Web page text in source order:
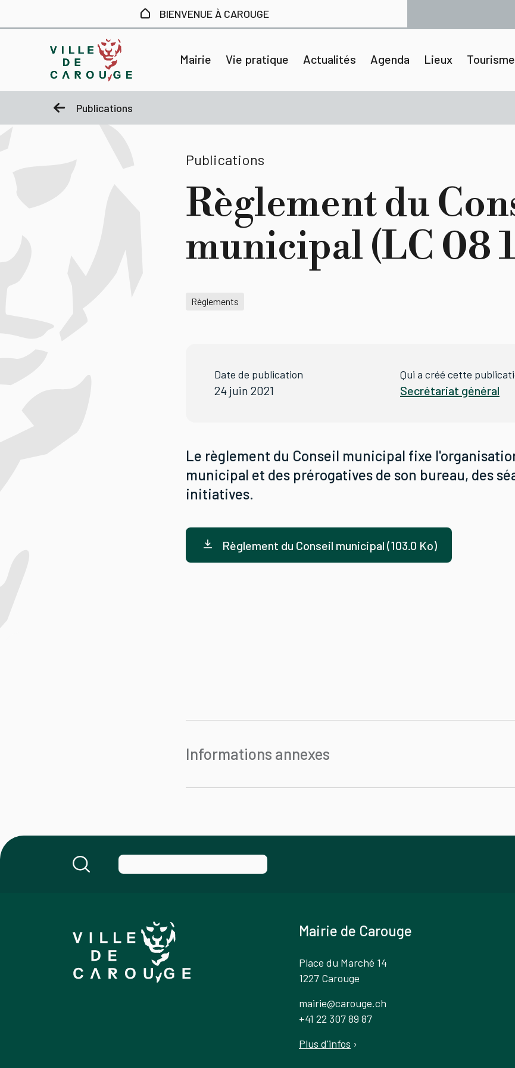
BIENVENUE À CAROUGE
Mairie Vie pratique Actualités Agenda Lieux Tourisme
Publications
Publications
Règlement du
municipal (LC 08
Règlements
Date de publication
24 juin 2021
Qui a créé cette
Secrétariat général
Le règlement du Conseil municipal fixe
municipal et des prérogatives de son bureau, des
initiatives.
Règlement du Conseil municipal (103.0 Ko)
Informations annexes
Mairie de Carouge
Place du Marché 14
1227 Carouge
mairie@carouge.ch
+41 22 307 89 87
Plus d'infos ›